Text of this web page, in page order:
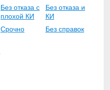
Без отказа с
плохой КИ
Без отказа и
КИ
Срочно Без справок